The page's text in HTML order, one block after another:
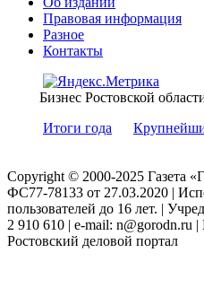
Правовая информация
Разное
Контакты
Бизнес Ростовской
Итоги года
Copyright © 2000-2025 Газета
ФС77-78133 от 27.03.2020 |
пользователей до 16 лет. |
2 910 610 | e-mail:
Ростовский деловой портал